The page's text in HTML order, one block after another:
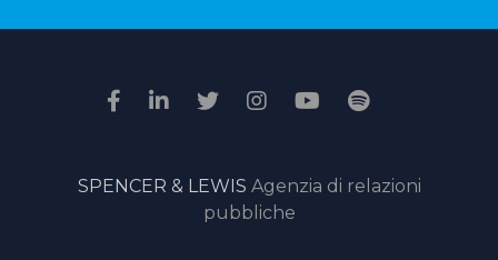
il
della
giuria
online
SPENCER & LEWIS Agenzia di relazioni
pubbliche